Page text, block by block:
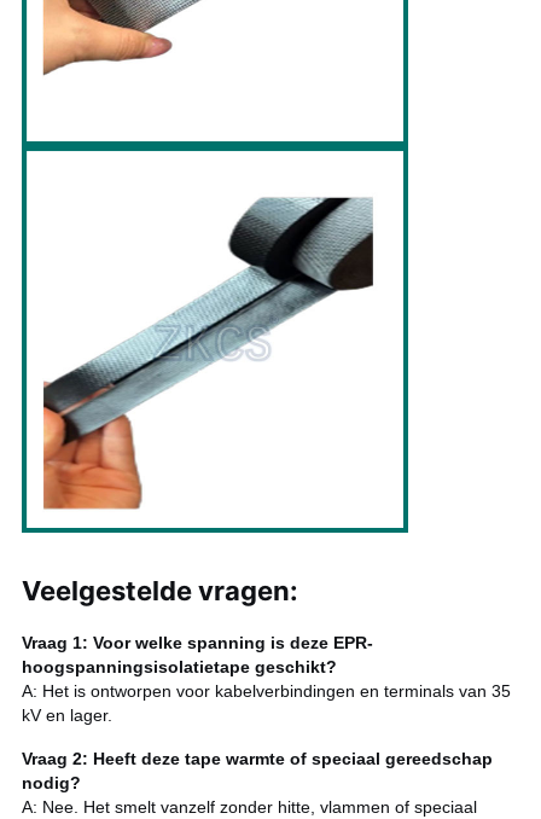
Veelgestelde vragen:
Vraag 1: Voor welke spanning is deze EPR-
hoogspanningsisolatietape geschikt?
A: Het is ontworpen voor kabelverbindingen en terminals van 35
kV en lager.
Vraag 2: Heeft deze tape warmte of speciaal gereedschap
nodig?
A: Nee. Het smelt vanzelf zonder hitte, vlammen of speciaal